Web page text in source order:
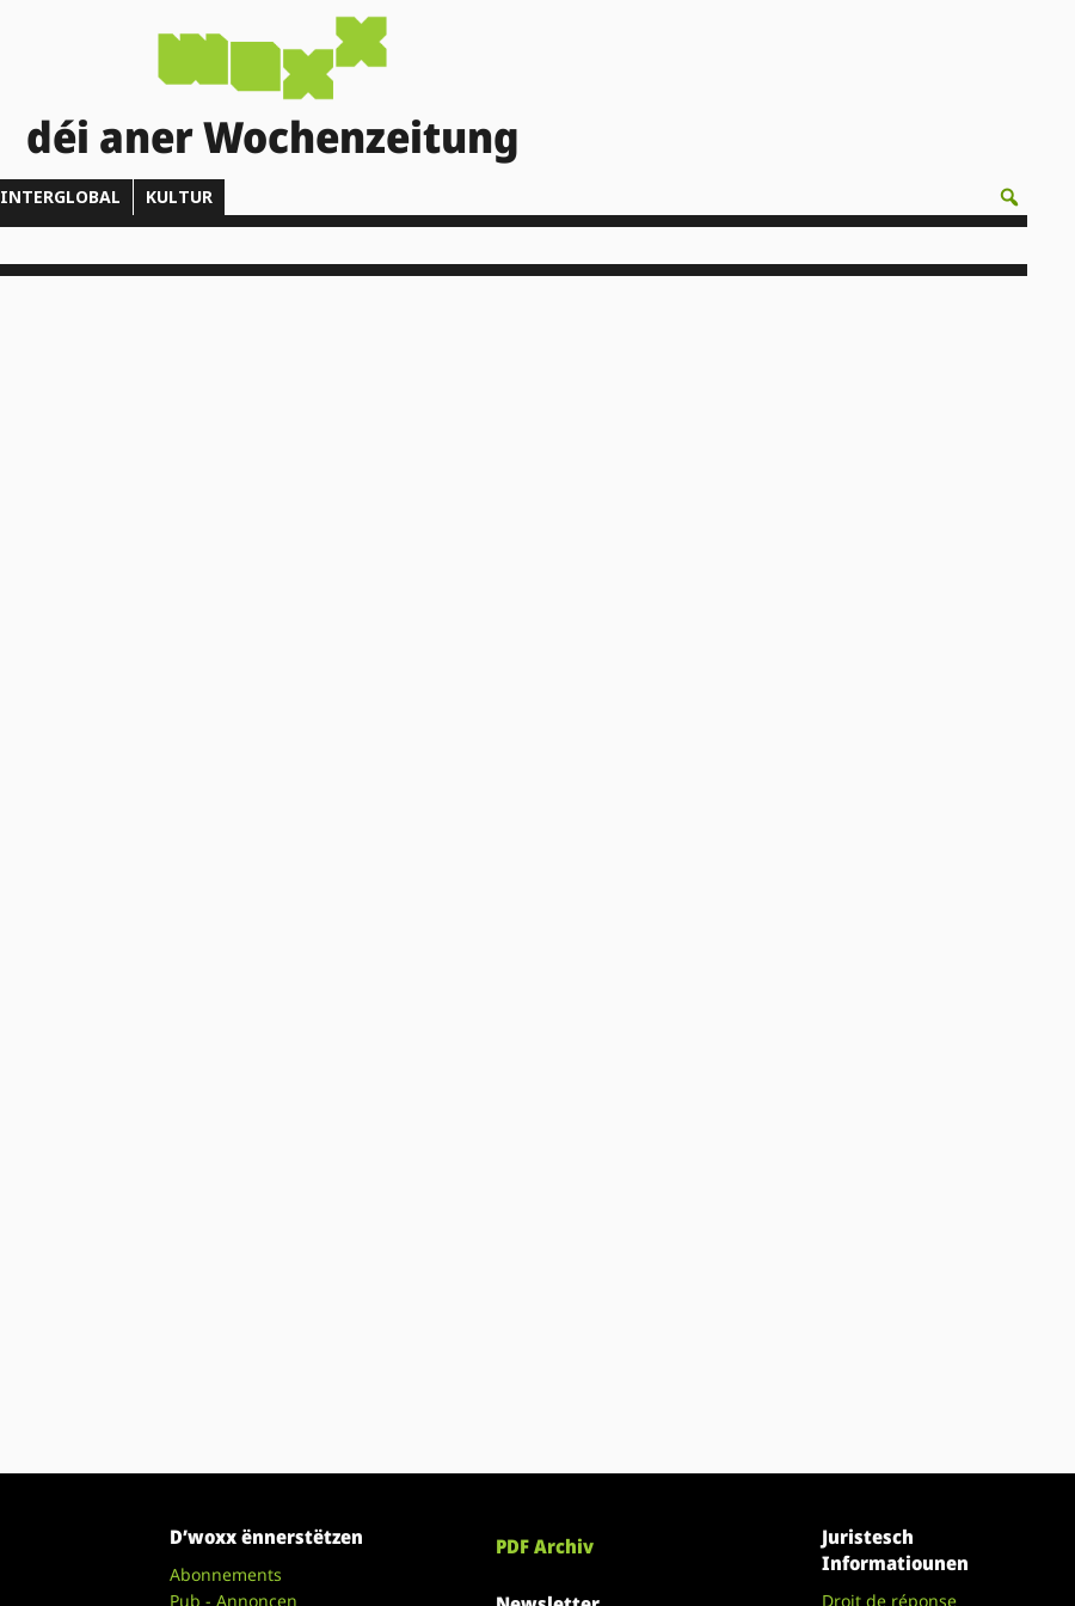
déi aner Wochenzeitung
INTERGLOBAL KULTUR
D’woxx ënnerstëtzen
Abonnements
Pub - Annoncen
PDF Archiv
Juristesch
Informatiounen
Droit de réponse